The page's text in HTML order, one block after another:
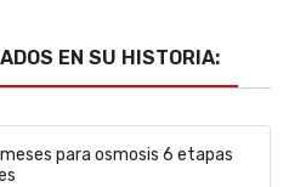
EN SU HISTORIA: